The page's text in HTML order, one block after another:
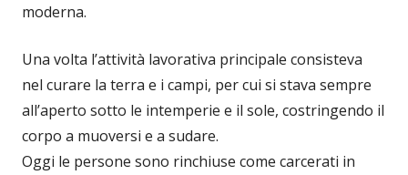
moderna.
Una volta l’attività lavorativa principale consisteva
nel curare la terra e i campi, per cui si stava sempre
all’aperto sotto le intemperie e il sole, costringendo il
corpo a muoversi e a sudare.
Oggi le persone sono rinchiuse come carcerati in